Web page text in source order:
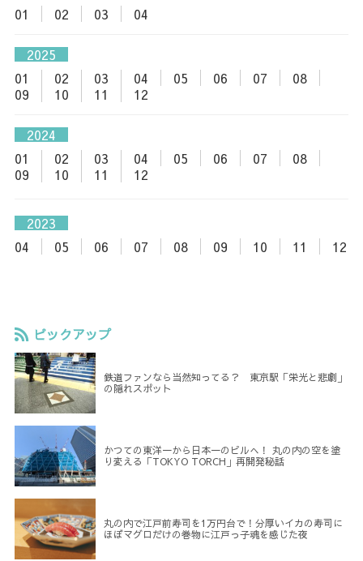
01
02 03 04
2025
01
02 03 04 05 06 07
08
09
10 11 12
2024
01
02 03 04 05 06 07
08
09
10 11 12
2023
04
05 06 07 08 09 10 11 12
ピックアップ
鉄道ファンなら当然知ってる？ 東京駅「栄光と悲劇」
の隠れスポット
かつての東洋一から日本一のビルへ！ 丸の内の空を塗
り変える「TOKYO TORCH」再開発秘話
丸の内で江戸前寿司を1万円台で！分厚いイカの寿司に
ほぼマグロだけの巻物に江戸っ子魂を感じた夜